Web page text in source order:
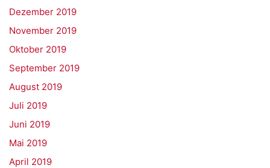
Dezember 2019
November 2019
Oktober 2019
September 2019
August 2019
Juli 2019
Juni 2019
Mai 2019
April 2019